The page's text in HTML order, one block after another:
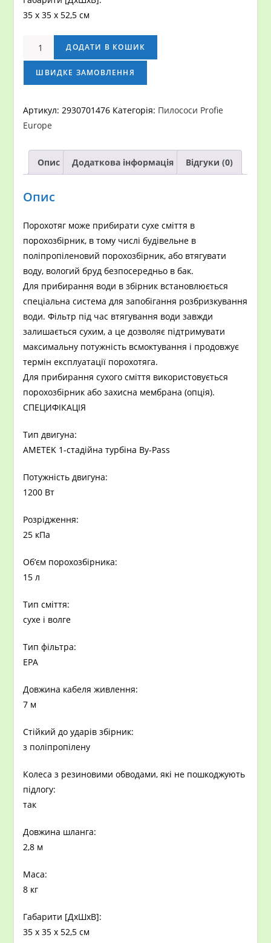
35 x 35 x 52,5 см
ПОРОХОТЯГ
кількість
ДОДАТИ В КОШИК
ШВИДКЕ ЗАМОВЛЕННЯ
Артикул:2930701476 Категорія: Пилососи Profie
Europe
Опис Додаткова інформація Відгуки (0)
Опис
Порохотяг може прибирати сухе сміття в
порохозбірник, в тому числі будівельне в
поліпропіленовий порохозбірник, або втягувати
воду, вологий бруд безпосередньо в бак.
Для прибирання води в збірник встановлюється
спеціальна система для запобігання розбризкування
води. Фільтр під час втягування води завжди
залишається сухим, а це дозволяє підтримувати
максимальну потужність всмоктування і продовжує
термін експлуатації порохотяга.
Для прибирання сухого сміття використовується
порохозбірник або захисна мембрана (опція).
СПЕЦИФІКАЦІЯ
Тип двигуна:
AMETEK 1-стадійна турбіна By-Pass
Потужність двигуна:
1200 Вт
Розрідження:
25 кПа
Об’єм порохозбірника:
15 л
Тип сміття:
сухе і волге
Тип фільтра:
EPA
Довжина кабеля живлення:
7 м
Стійкий до ударів збірник:
з поліпропілену
Колеса з резиновими обводами, які не пошкоджують
підлогу:
так
Довжина шланга:
2,8 м
Маса:
8 кг
Габарити [ДxШхВ]:
35 x 35 x 52,5 см